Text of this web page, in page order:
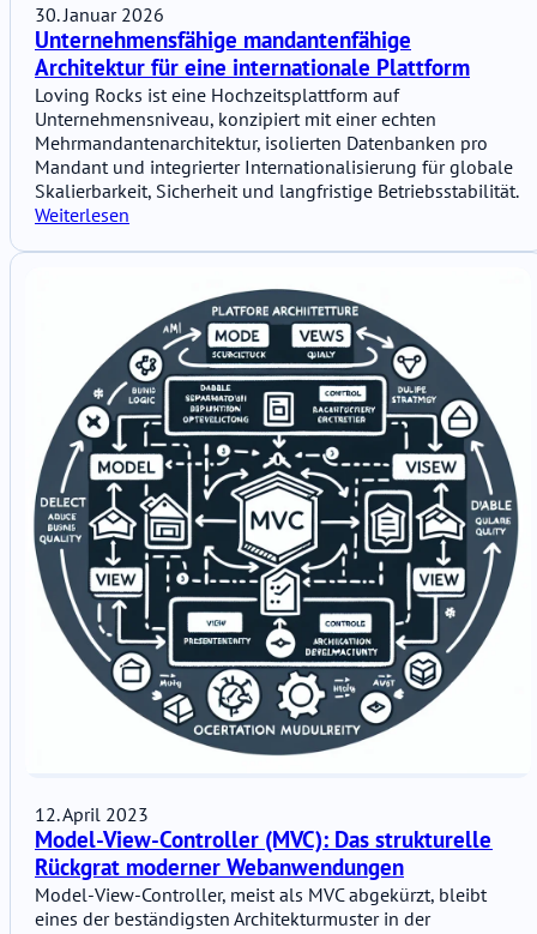
30. Januar 2026
Unternehmensfähige mandantenfähige
Architektur für eine internationale Plattform
Loving Rocks ist eine Hochzeitsplattform auf
Unternehmensniveau, konzipiert mit einer echten
Mehrmandantenarchitektur, isolierten Datenbanken pro
Mandant und integrierter Internationalisierung für globale
Skalierbarkeit, Sicherheit und langfristige Betriebsstabilität.
Weiterlesen
12. April 2023
Model-View-Controller (MVC): Das strukturelle
Rückgrat moderner Webanwendungen
Model-View-Controller, meist als MVC abgekürzt, bleibt
eines der beständigsten Architekturmuster in der